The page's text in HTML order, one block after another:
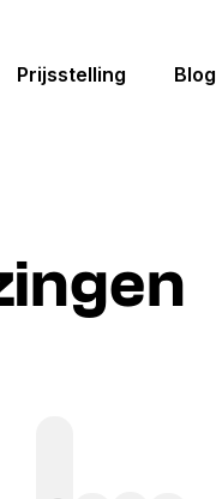
Prijsstelling Blog